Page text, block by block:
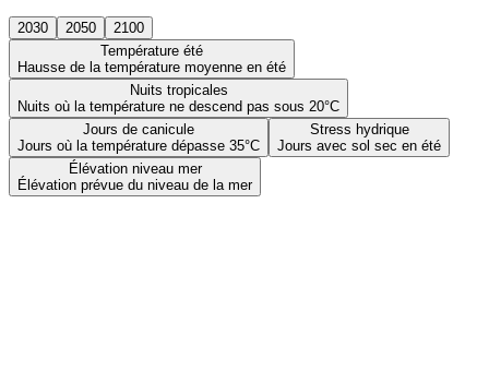
2030 2050
2100
Température été
Hausse de la température moyenne en été
Nuits tropicales
Nuits où la température ne descend pas sous 20°C
Jours de canicule
Jours où la température dépasse 35°C
Stress hydrique
Jours avec sol sec en été
Élévation niveau mer
Élévation prévue du niveau de la mer